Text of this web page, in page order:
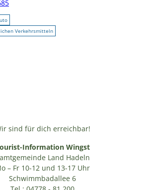
Verkehrsmitteln
sind für dich erreichbar!
Information Wingst
Land Hadeln
– Fr 10-12 und 13-17 Uhr
Schwimmbadallee 6